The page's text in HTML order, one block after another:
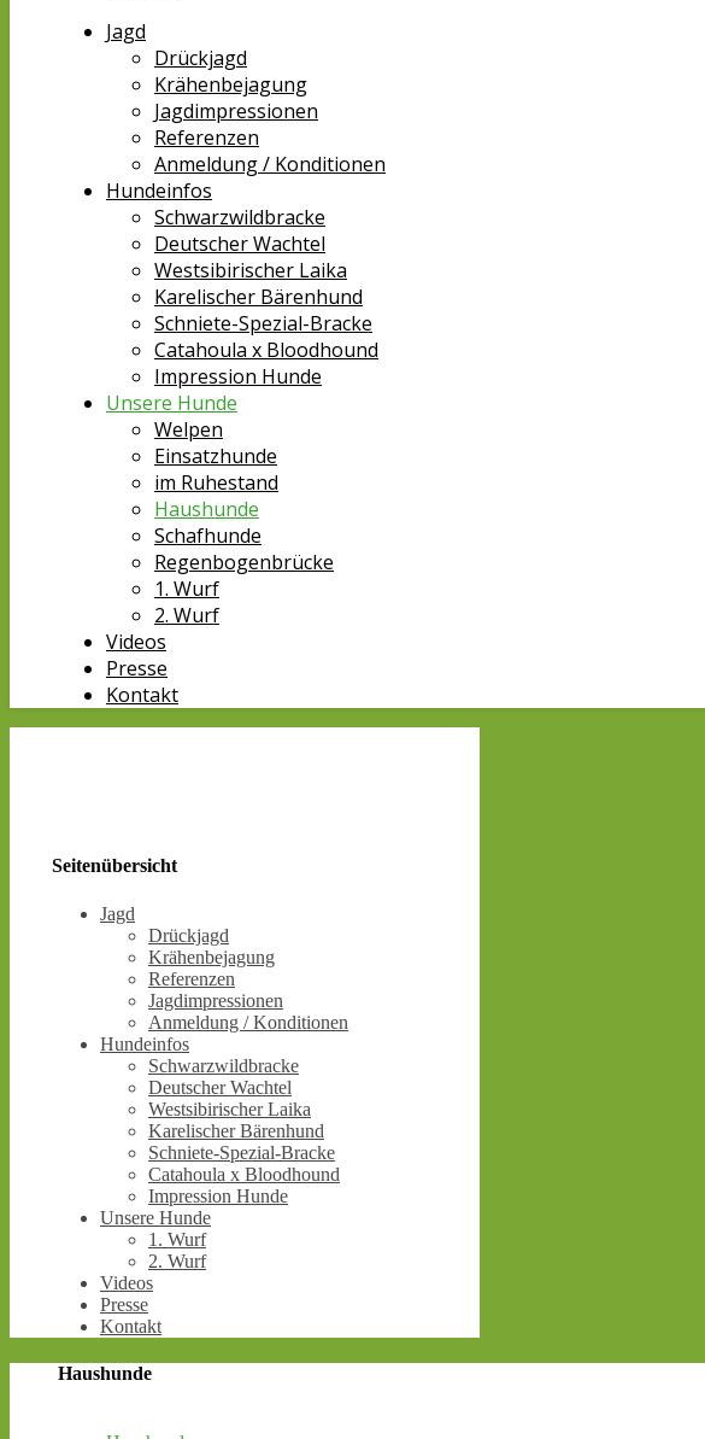
Jagd
Drückjagd
Krähenbejagung
Jagdimpressionen
Referenzen
Anmeldung / Konditionen
Hundeinfos
Schwarzwildbracke
Deutscher Wachtel
Westsibirischer Laika
Karelischer Bärenhund
Schniete-Spezial-Bracke
Catahoula x Bloodhound
Impression Hunde
Unsere Hunde
Welpen
Einsatzhunde
im Ruhestand
Haushunde
Schafhunde
Regenbogenbrücke
1. Wurf
2. Wurf
Videos
Presse
Kontakt
Seitenübersicht
Jagd
Drückjagd
Krähenbejagung
Referenzen
Jagdimpressionen
Anmeldung / Konditionen
Hundeinfos
Schwarzwildbracke
Deutscher Wachtel
Westsibirischer Laika
Karelischer Bärenhund
Schniete-Spezial-Bracke
Catahoula x Bloodhound
Impression Hunde
Unsere Hunde
1. Wurf
2. Wurf
Videos
Presse
Kontakt
Haushunde